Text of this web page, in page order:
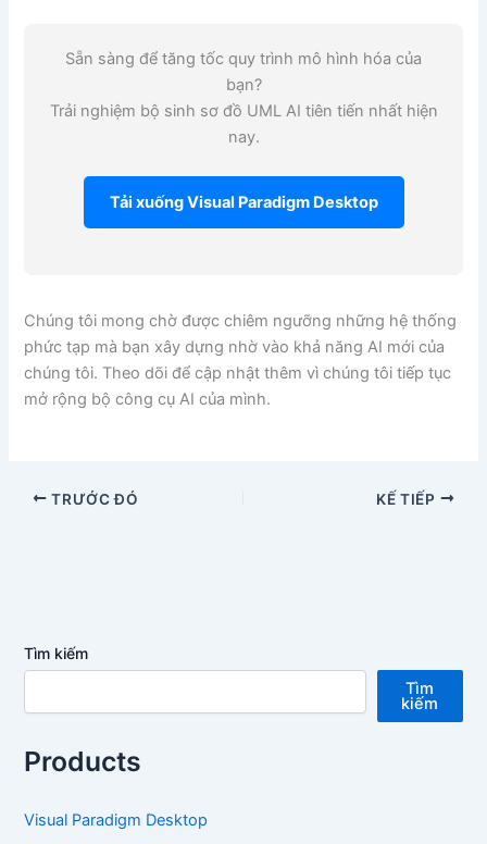
Sẵn sàng để tăng tốc quy trình mô hình hóa của
bạn?
Trải nghiệm bộ sinh sơ đồ UML AI tiên tiến nhất hiện
nay.
Tải xuống Visual Paradigm Desktop
Chúng tôi mong chờ được chiêm ngưỡng những hệ thống
phức tạp mà bạn xây dựng nhờ vào khả năng AI mới của
chúng tôi. Theo dõi để cập nhật thêm vì chúng tôi tiếp tục
mở rộng bộ công cụ AI của mình.
TRƯỚC ĐÓ KẾ TIẾP
Tìm kiếm
Tìm
kiếm
Products
Visual Paradigm Desktop